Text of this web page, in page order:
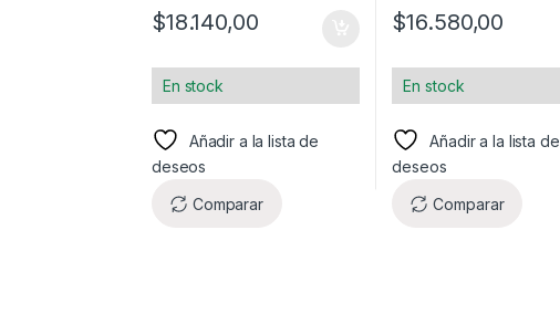
$18.140,00
En stock
Añadir a la lista de
deseos
Comparar
$16.580,00
En stock
Añadir a la lista de
deseos
Comparar